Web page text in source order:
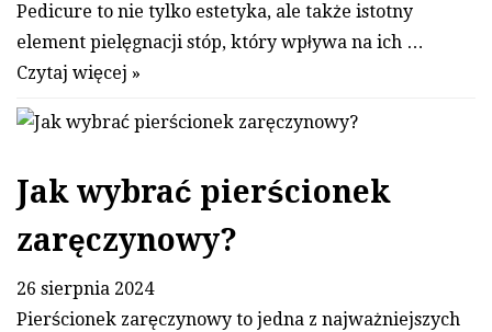
Pedicure to nie tylko estetyka, ale także istotny
element pielęgnacji stóp, który wpływa na ich …
Czytaj więcej »
Jak wybrać pierścionek
zaręczynowy?
26 sierpnia 2024
Pierścionek zaręczynowy to jedna z najważniejszych